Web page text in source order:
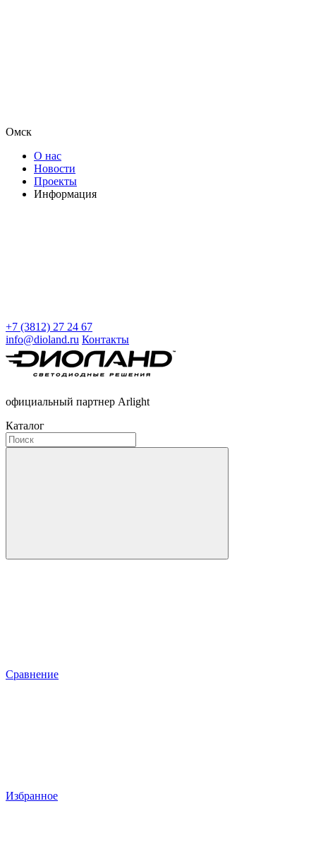
Омск
О нас
Новости
Проекты
Информация
+7 (3812) 27 24 67
info@dioland.ru Контакты
официальный партнер Arlight
Каталог
Сравнение
Избранное